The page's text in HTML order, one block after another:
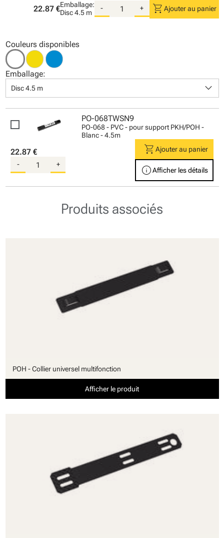
22.87 €Emballage:
Disc4.5 m
- + shopping_cart Ajouter au panier
Couleurs disponibles
Emballage:
Disc 4.5 m keyboard_arrow_down
PO-068TWSN9
PO-068 - PVC - pour support PKH/POH -
Blanc - 4.5m
22.87 €
- +
shopping_cart Ajouter au panier
infoAfficher les détails
Produits associés
POH - Collier universel multifonction
Afficher le produit